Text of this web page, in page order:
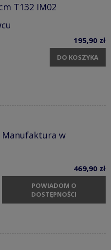
T132 IM02
195,90 zł
DO KOSZYKA
Manufaktura w
469,90 zł
POWIADOM O
DOSTĘPNOŚCI